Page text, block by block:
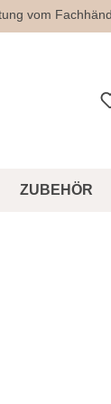
vom
ZUBEHÖR